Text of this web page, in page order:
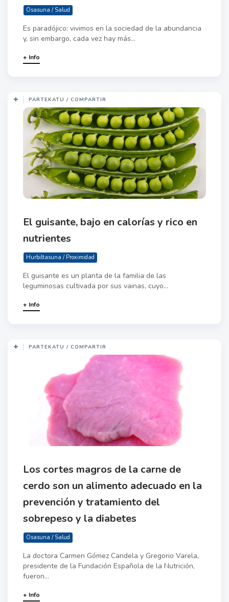
Osasuna / Salud
Es paradójico: vivimos en la sociedad de la abundancia
y, sin embargo, cada vez hay más...
+ Info
PARTEKATU / COMPARTIR
El guisante, bajo en calorías y rico en
nutrientes
Hurbiltasuna / Proximidad
El guisante es un planta de la familia de las
leguminosas cultivada por sus vainas, cuyo...
+ Info
PARTEKATU / COMPARTIR
Los cortes magros de la carne de
cerdo son un alimento adecuado en la
prevención y tratamiento del
sobrepeso y la diabetes
Osasuna / Salud
La doctora Carmen Gómez Candela y Gregorio Varela,
presidente de la Fundación Española de la Nutrición,
fueron...
+ Info